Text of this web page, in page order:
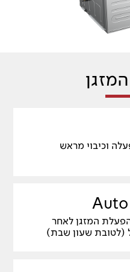
וכיבוי מראש
המזגן לאחר
שעון שבת)